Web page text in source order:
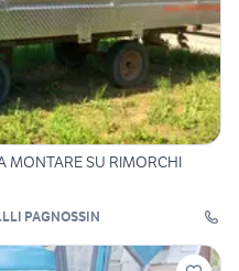
MONTARE SU RIMORCHI
PAGNOSSIN